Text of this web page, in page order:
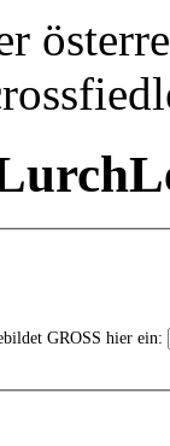
GROSS hier ein: